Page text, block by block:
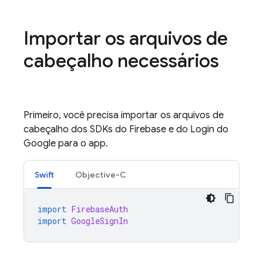
Importar os arquivos de
cabeçalho necessários
Primeiro, você precisa importar os arquivos de
cabeçalho dos SDKs do Firebase e do Login do
Google para o app.
Swift Objective-C
import FirebaseAuth
import GoogleSignIn